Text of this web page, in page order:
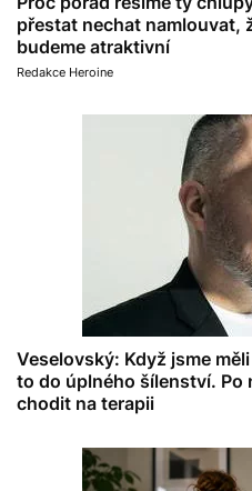
přestat nechat namlouvat,
budeme atraktivní
Redakce Heroine
Veselovský: Když jsme
to do úplného šílenství. Po
chodit na terapii